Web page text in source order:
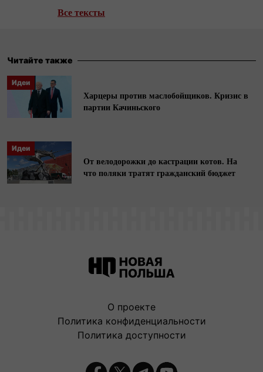
Все тексты
Читайте также
Идеи
Харцеры против маслобойщиков. Кризис в
партии Качиньского
Идеи
От велодорожки до кастрации котов. На
что поляки тратят гражданский бюджет
О проекте
Политика конфиденциальности
Политика доступности